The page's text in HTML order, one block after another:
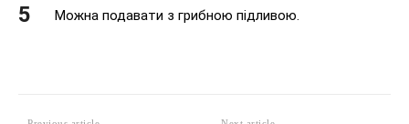
Можна подавати з грибною підливою.